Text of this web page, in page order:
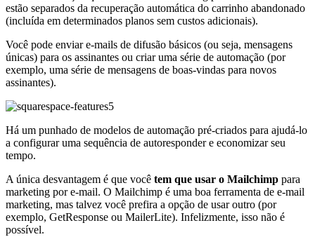
estão separados da recuperação automática do carrinho abandonado
(incluída em determinados planos sem custos adicionais).
Você pode enviar e-mails de difusão básicos (ou seja, mensagens
únicas) para os assinantes ou criar uma série de automação (por
exemplo, uma série de mensagens de boas-vindas para novos
assinantes).
Há um punhado de modelos de automação pré-criados para ajudá-lo
a configurar uma sequência de autoresponder e economizar seu
tempo.
A única desvantagem é que você tem que usar o Mailchimp para
marketing por e-mail. O Mailchimp é uma boa ferramenta de e-mail
marketing, mas talvez você prefira a opção de usar outro (por
exemplo, GetResponse ou MailerLite). Infelizmente, isso não é
possível.